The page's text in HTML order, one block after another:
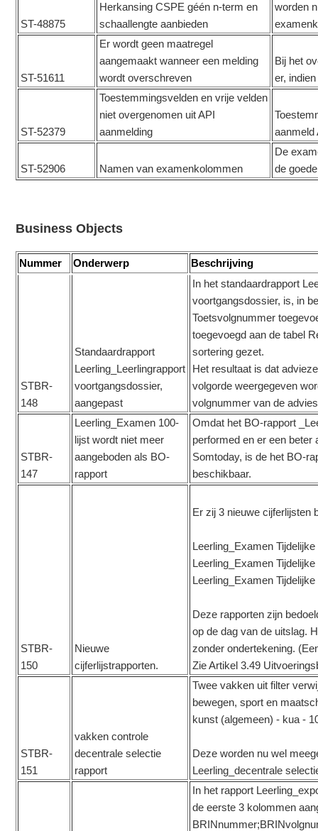
ST-48875
Herkansing CSPE géén n-term en
schaallengte aanbieden
worden
ST-51611
Er wordt geen maatregel
aangemaakt wanneer een melding
wordt overschreven
Bij het
er,
ST-52379
Toestemmingsvelden en vrije velden
niet overgenomen uit API
aanmelding
aanmeld
ST-52906 Namen van examenkolommen
De
de
Business Objects
Nummer Onderwerp Beschrijving
STBR-
148
Standaardrapport
Leerling_Leerlingrapport
voortgangsdossier,
aangepast
In het standaardrapport
voortgangsdossier, is, in
Toetsvolgnummer
toegevoegd aan de tabel
sortering gezet.
Het resultaat is dat
volgorde weergegeven
volgnummer van de
STBR-
147
Leerling_Examen 100-
lijst wordt niet meer
aangeboden als BO-
rapport
Omdat het BO-rapport
performed en er een beter
Somtoday, is de het BO-
beschikbaar.
STBR-
150
Nieuwe
cijferlijstrapporten.
Er zij 3 nieuwe cijferlijsten
Leerling_Examen
Leerling_Examen
Leerling_Examen
Deze rapporten zijn
op de dag van de uitslag.
zonder ondertekening.
Zie Artikel 3.49
STBR-
151
vakken controle
decentrale selectie
rapport
Twee vakken uit filter
bewegen, sport en
kunst (algemeen) - kua -
Deze worden nu wel
Leerling_decentrale
In het rapport
de eerste 3 kolommen